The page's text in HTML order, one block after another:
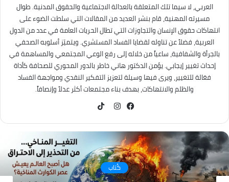
العربي، لا سيما تلك المتعلقة بالعدالة الاجتماعية والحقوق المدنية. طوال
مسيرته المهنية، قام بنشر العديد من المقالات التي سلطت الضوء على
انتهاكات حقوق الإنسان والتجاوزات التي تطال الحريات العامة في عدد من الدول
العربية، فضلاً عن تناوله لقضايا الفساد المستشري. ويتميّز أسلوبه الصحفي
بالجرأة والشفافية، ساعياً من خلاله إلى رفع الوعي المجتمعي والمساهمة في
إحداث تغيير إيجابي. يؤمن الدكتور هاني خاطر بالدور المحوري للصحافة كأداة
فعّالة للتغيير، ويرى فيها وسيلة لتعزيز التفكير النقدي ومواجهة الفساد
والظلم والانتهاكات، بهدف بناء مجتمعات أكثر عدلاً وإنصافاً.
كُتاب